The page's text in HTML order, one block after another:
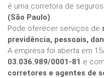
é uma corretora de
(São Paulo).
Pode oferecer serviços de
previdência, pessoais,
A empresa foi aberta em
03.036.989/0001-81 e
corretores e agentes de